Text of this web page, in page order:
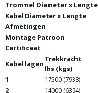
Trommel Diameter x Lengte
Kabel Diameter x Lengte
Afmetingen
Montage Patroon
Certificaat
Kabel lagen
Trekkracht
lbs (kgs)
1
17500 (7938)
2
14000 (6364)